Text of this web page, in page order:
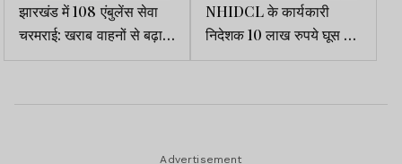
झारखंड में 108 एंबुलेंस सेवा
चरमराई: खराब वाहनों से बढ़ा
हादसे का खतरा, लगा
NHIDCL के कार्यकारी
निदेशक 10 लाख रुपये घूस लेते
गिरफ्तार
Advertisement